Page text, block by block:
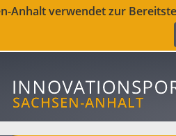
Anhalt verwendet zur